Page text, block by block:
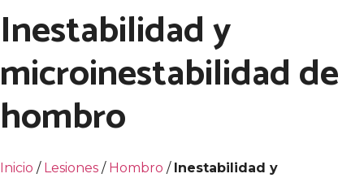
Inestabilidad y
microinestabilidad de
hombro
Inicio / Lesiones / Hombro / Inestabilidad y